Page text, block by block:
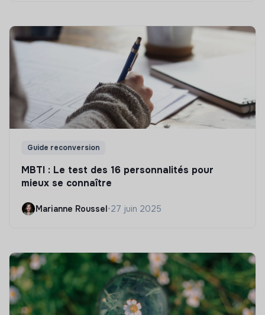
Guide reconversion
MBTI : Le test des 16 personnalités pour
mieux se connaître
Marianne Roussel•27 juin 2025